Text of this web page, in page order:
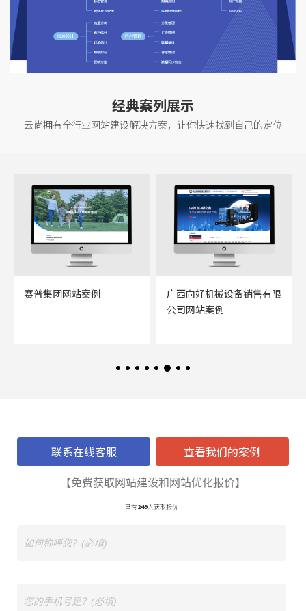
经典案列展示
云尚拥有全行业网站建设解决方案，让你快速找到自己的定位
广西向好机械设备销售有限
广西鸿迈星果业网站案例
联系在线客服 查看我们的案例
【免费获取网站建设和网站优化报价】
已有249人获取报价